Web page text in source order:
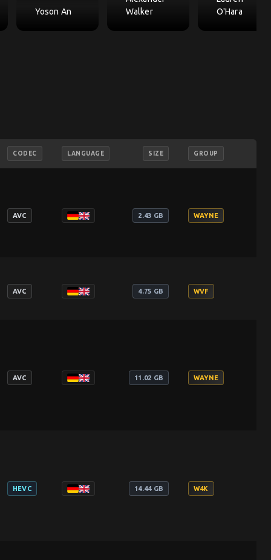
Yoson An
Walker
O'Hara
CODEC LANGUAGE SIZE GROUP
AVC 2.43 GB WAYNE
AVC 4.75 GB WVF
AVC 11.02 GB WAYNE
HEVC 14.44 GB W4K